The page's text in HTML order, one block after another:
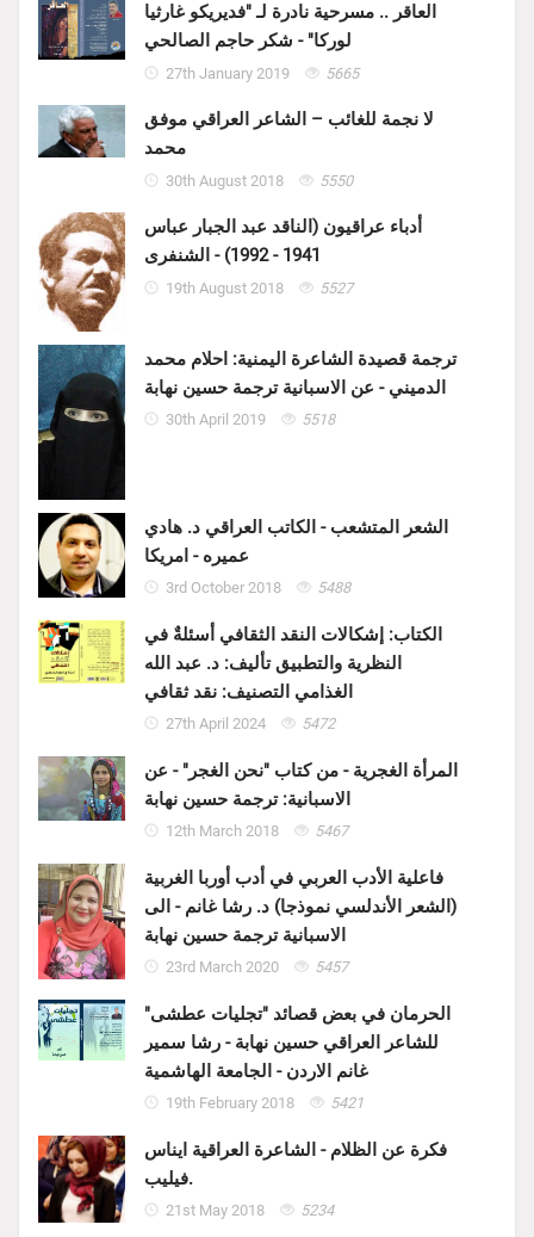
العاقر .. مسرحية نادرة لـ "فديريكو غارثيا
لوركا" - شكر حاجم الصالحي
27th January 2019 5665
لا نجمة للغائب – الشاعر العراقي موفق
محمد
30th August 2018 5550
أدباء عراقيون (الناقد عبد الجبار عباس
1941 - 1992) - الشنفرى
19th August 2018 5527
ترجمة قصيدة الشاعرة اليمنية: احلام محمد
الدميني - عن الاسبانية ترجمة حسين نهابة
30th April 2019 5518
الشعر المتشعب - الكاتب العراقي د. هادي
عميره - امريكا
3rd October 2018 5488
الكتاب: إشكالات النقد الثقافي أسئلةٌ في
النظرية والتطبيق تأليف: د. عبد الله
الغذامي التصنيف: نقد ثقافي
27th April 2024 5472
المرأة الغجرية - من كتاب "نحن الغجر" - عن
الاسبانية: ترجمة حسين نهابة
12th March 2018 5467
فاعلية الأدب العربي في أدب أوربا الغربية
(الشعر الأندلسي نموذجا) د. رشا غانم - الى
الاسبانية ترجمة حسين نهابة
23rd March 2020 5457
الحرمان في بعض قصائد "تجليات عطشى"
للشاعر العراقي حسين نهابة - رشا سمير
غانم الاردن - الجامعة الهاشمية
19th February 2018 5421
فكرة عن الظلام - الشاعرة العراقية ايناس
فيليب.
21st May 2018 5234